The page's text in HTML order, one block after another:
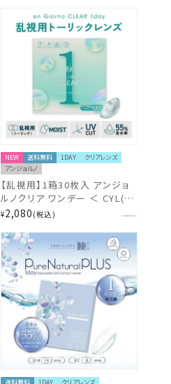
NEW 送料無料 1DAY
クリアレンズ
アンジョルノ
【乱視用】1箱30枚入 アンジョ
ルノクリア ワンデー ＜ CYL(乱
視度数) -0.75D / AX/AXIS(乱
¥2,080 税込
送料無料 1DAY クリアレンズ